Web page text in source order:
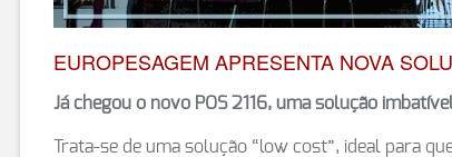
EUROPESAGEM APRESENTA NOVA
Já chegou o novo POS 2116, uma solução
Trata-se de uma solução “low cost”, ideal para